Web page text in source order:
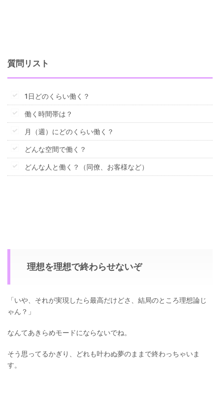
質問リスト
1日どのくらい働く？
働く時間帯は？
月（週）にどのくらい働く？
どんな空間で働く？
どんな人と働く？（同僚、お客様など）
理想を理想で終わらせないぞ
「いや、それが実現したら最高だけどさ、結局のところ理想論じ
ゃん？」
なんてあきらめモードにならないでね。
そう思ってるかぎり、どれも叶わぬ夢のままで終わっちゃいま
す。